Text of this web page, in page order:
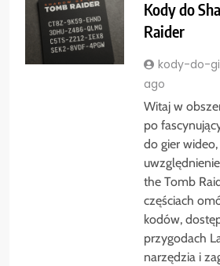
Kody do
Raider
kody-do-
ago
Witaj w
po
do gier
the Tomb
częściach
kodów,
przygodach
narzędzia i